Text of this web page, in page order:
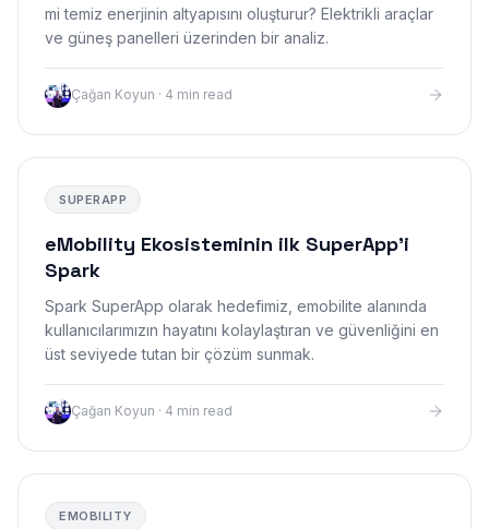
mi temiz enerjinin altyapısını oluşturur? Elektrikli araçlar
ve güneş panelleri üzerinden bir analiz.
Çağan Koyun · 4 min read
SUPERAPP
eMobility Ekosisteminin ilk SuperApp'i
Spark
Spark SuperApp olarak hedefimiz, emobilite alanında
kullanıcılarımızın hayatını kolaylaştıran ve güvenliğini en
üst seviyede tutan bir çözüm sunmak.
Çağan Koyun · 4 min read
EMOBILITY